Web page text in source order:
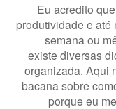
Eu acredito
produtividade e até
semana ou
existe diversas
organizada. Aqui
bacana sobre
porque eu